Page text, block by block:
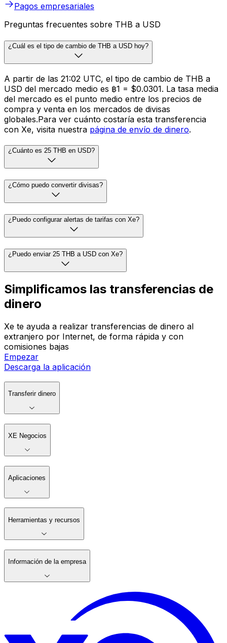
Pagos empresariales
Preguntas frecuentes sobre THB a USD
¿Cuál es el tipo de cambio de THB a USD hoy?
A partir de las 21:02 UTC, el tipo de cambio de THB a
USD del mercado medio es ฿1 = $0.0301. La tasa media
del mercado es el punto medio entre los precios de
compra y venta en los mercados de divisas
globales.Para ver cuánto costaría esta transferencia
con Xe, visita nuestra página de envío de dinero.
¿Cuánto es 25 THB en USD?
¿Cómo puedo convertir divisas?
¿Puedo configurar alertas de tarifas con Xe?
¿Puedo enviar 25 THB a USD con Xe?
Simplificamos las transferencias de
dinero
Xe te ayuda a realizar transferencias de dinero al
extranjero por Internet, de forma rápida y con
comisiones bajas
Empezar
Descarga la aplicación
Transferir dinero
XE Negocios
Aplicaciones
Herramientas y recursos
Información de la empresa